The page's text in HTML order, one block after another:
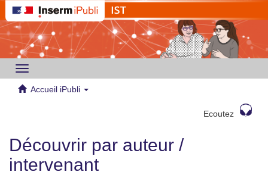
Toggle
navigation
Accueil iPubli
Ecoutez
Découvrir par auteur /
intervenant